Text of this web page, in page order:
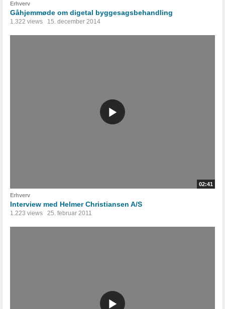
Erhverv
Gåhjemmøde om digetal byggesagsbehandling
1.322 views 15. december 2014
02:41
Erhverv
Interview med Helmer Christiansen A/S
1.223 views 25. februar 2011